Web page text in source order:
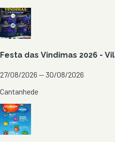
Festa das Vindimas 2026 -
27/08/2026 — 30/08/2026
Cantanhede